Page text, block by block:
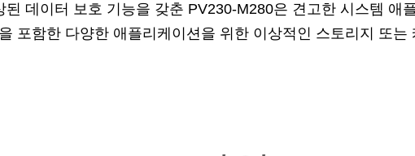
데이터 보호 기능을 갖춘 PV230-M280은 견고한 시스템 애
포함한 다양한 애플리케이션을 위한 이상적인 스토리지 또는